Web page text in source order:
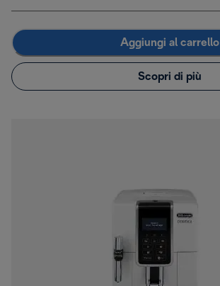
Aggiungi al carrello
Scopri di più